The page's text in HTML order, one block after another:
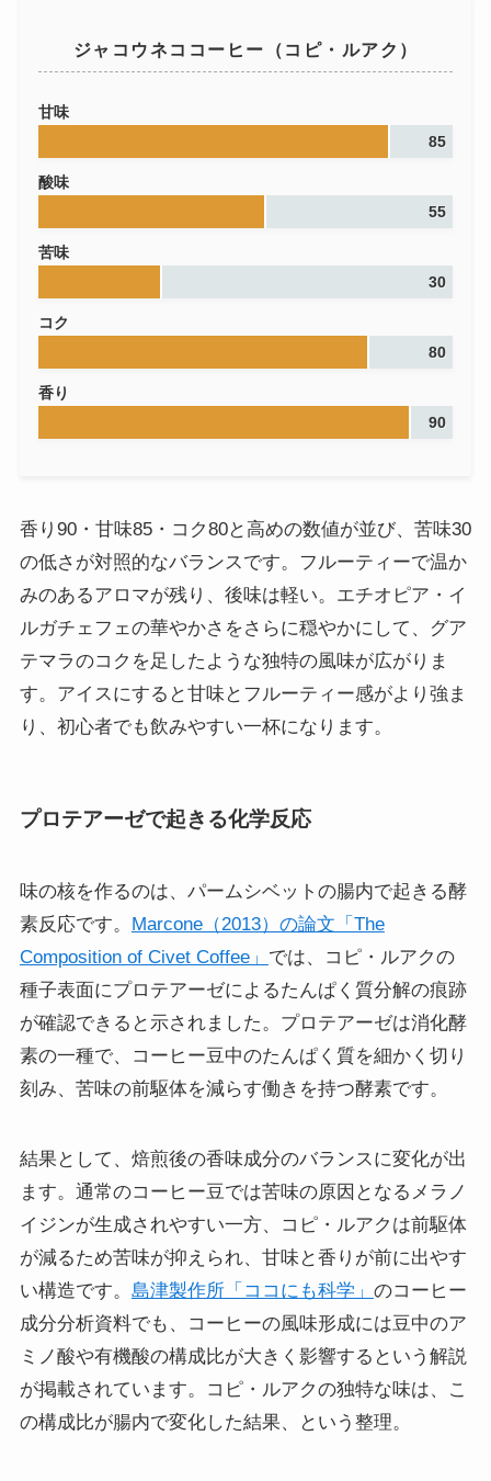
ジャコウネココーヒー（コピ・ルアク）
甘味
85
酸味
55
苦味
30
コク
80
香り
90
香り90・甘味85・コク80と高めの数値が並び、苦味30
の低さが対照的なバランスです。フルーティーで温か
みのあるアロマが残り、後味は軽い。エチオピア・イ
ルガチェフェの華やかさをさらに穏やかにして、グア
テマラのコクを足したような独特の風味が広がりま
す。アイスにすると甘味とフルーティー感がより強ま
り、初心者でも飲みやすい一杯になります。
プロテアーゼで起きる化学反応
味の核を作るのは、パームシベットの腸内で起きる酵
素反応です。 Marcone（2013）の論文「The
Composition of Civet Coffee」 では、コピ・ルアクの
種子表面にプロテアーゼによるたんぱく質分解の痕跡
が確認できると示されました。プロテアーゼは消化酵
素の一種で、コーヒー豆中のたんぱく質を細かく切り
刻み、苦味の前駆体を減らす働きを持つ酵素です。
結果として、焙煎後の香味成分のバランスに変化が出
ます。通常のコーヒー豆では苦味の原因となるメラノ
イジンが生成されやすい一方、コピ・ルアクは前駆体
が減るため苦味が抑えられ、甘味と香りが前に出やす
い構造です。 島津製作所「ココにも科学」 のコーヒー
成分分析資料でも、コーヒーの風味形成には豆中のア
ミノ酸や有機酸の構成比が大きく影響するという解説
が掲載されています。コピ・ルアクの独特な味は、こ
の構成比が腸内で変化した結果、という整理。